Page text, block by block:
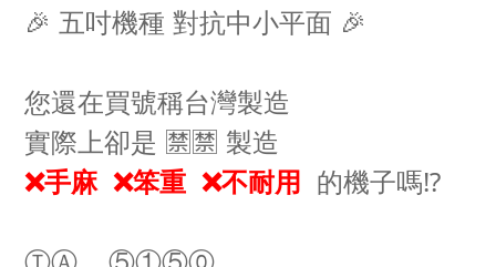
🎉 五吋機種 對抗中小平面 🎉
您還在買號稱台灣製造
實際上卻是 🈲🈲 製造
❌手麻 ❌笨重 ❌不耐用 的機子嗎⁉️